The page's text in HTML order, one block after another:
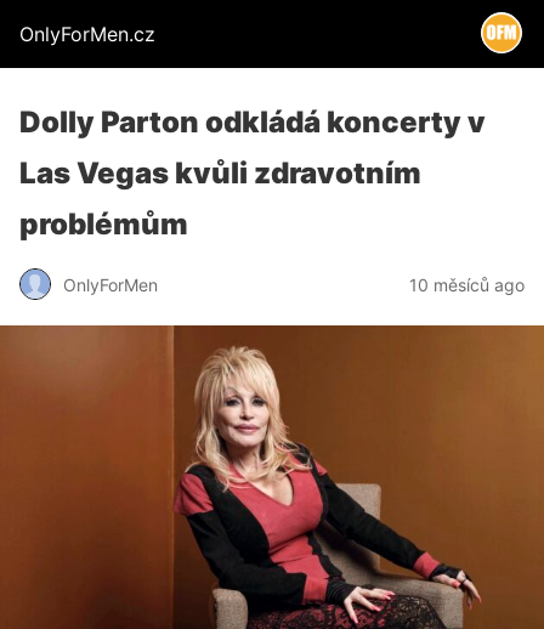
OnlyForMen.cz
Dolly Parton odkládá koncerty v
Las Vegas kvůli zdravotním
problémům
OnlyForMen 10 měsíců ago